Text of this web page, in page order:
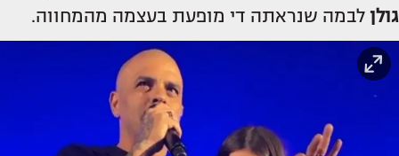
גולן לבמה שנראתה די מופעת בעצמה מהמחווה.